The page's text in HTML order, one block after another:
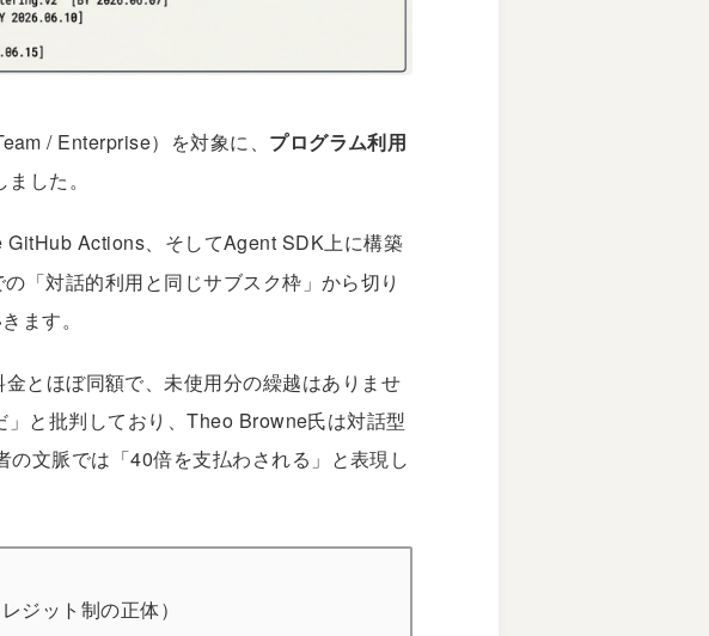
/ Enterprise）を対象に、 プログラム利用
した。
GitHub Actions、そしてAgent SDK上に構築
「対話的利用と同じサブスク枠」から切り
ます。
とほぼ同額で、未使用分の繰越はありませ
と批判しており、Theo Browne氏は対話型
文脈では「40倍を支払わされる」と表現し
ジット制の正体）